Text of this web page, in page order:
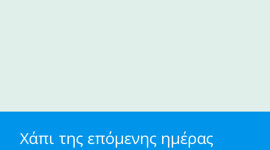
Χάπι της επόμενης ημέρας